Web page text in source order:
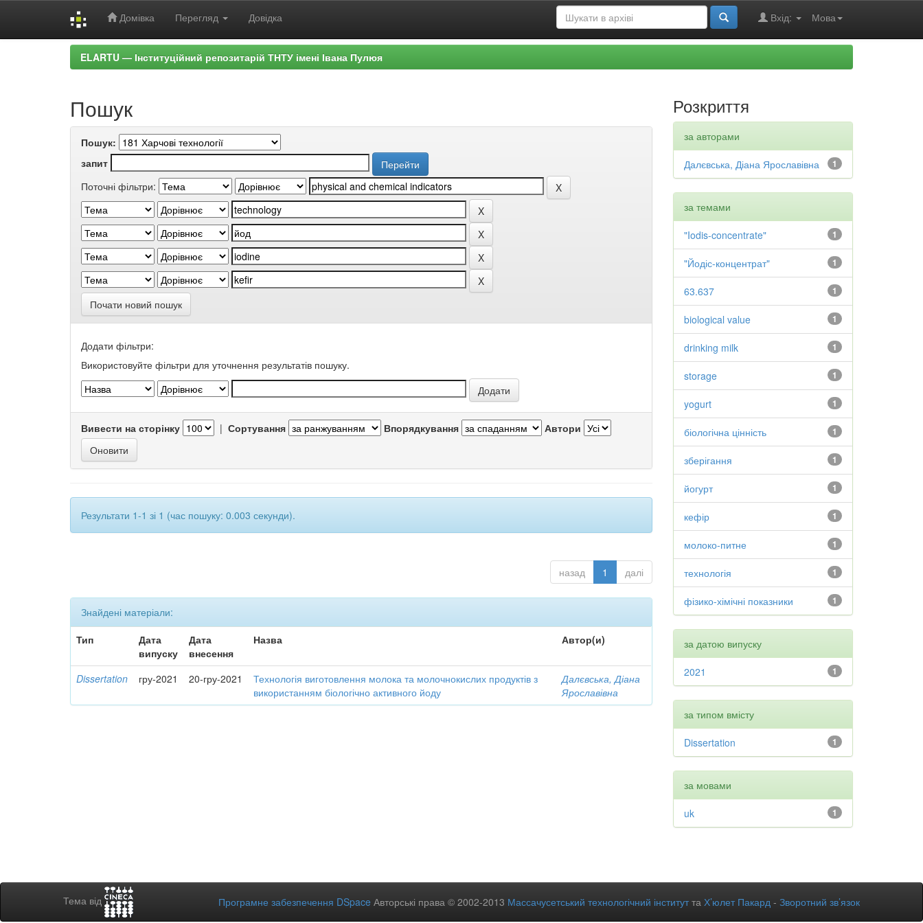
Домівка Перегляд Довідка Мова
Вхід:
ELARTU — Інституційний репозитарій ТНТУ імені Івана Пулюя
Пошук
Пошук:
запит
Поточні фільтри:
Почати новий пошук
Додати фільтри:
Використовуйте фільтри для уточнення результатів пошуку.
Вивести на сторінку | Сортування Впорядкування Автори
Результати 1-1 зі 1 (час пошуку: 0.003 секунди).
назад 1 далі
Знайдені матеріали:
Тип
Дата
випуску
Дата
внесення
Назва Автор(и)
Dissertation гру-2021 20-гру-2021
Технологія виготовлення молока та молочнокислих продуктів з
використанням біологічно активного йоду
Далєвська, Діана
Ярославівна
Розкриття
за авторами
1
Далєвська, Діана Ярославівна
за темами
1
"Iodis-concentrate"
1
"Йодіс-концентрат"
1
63.637
1
biological value
1
drinking milk
1
storage
1
yogurt
1
біологічна цінність
1
зберігання
1
йогурт
1
кефір
1
молоко-питне
1
технологія
1
фізико-хімічні показники
за датою випуску
1
2021
за типом вмісту
1
Dissertation
за мовами
1
uk
Тема від Програмне забезпечення DSpace Авторські права © 2002-2013 Массачусетський технологічний інститутта Х’юлет Пакард - Зворотний зв’язок